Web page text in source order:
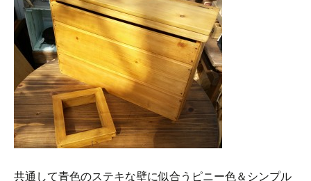
共通して青色のステキな壁に似合うピニー色＆シンプル